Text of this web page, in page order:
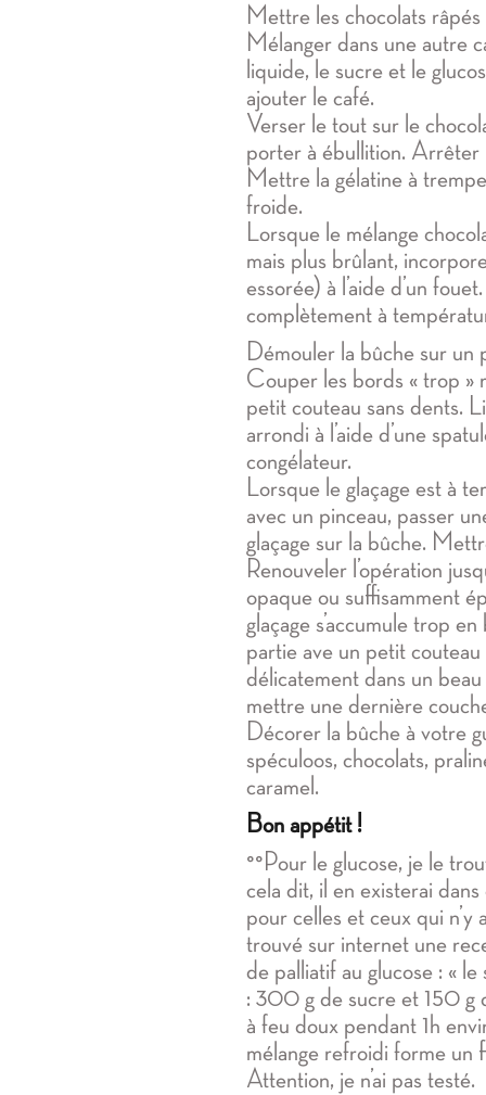
Mettre les chocolats râpés
Mélanger dans une autre
liquide, le sucre et le
ajouter le café.
Verser le tout sur le
porter à ébullition. Arrêter
Mettre la gélatine à
froide.
Lorsque le mélange
mais plus brûlant,
essorée) à l’aide d’un
complètement à
Démouler la bûche sur un
Couper les bords « trop »
petit couteau sans dents.
arrondi à l’aide d’une
congélateur.
Lorsque le glaçage est à
avec un pinceau, passer
glaçage sur la bûche.
Renouveler l’opération
opaque ou suffisamment
glaçage s’accumule trop
partie ave un petit
délicatement dans un
mettre une dernière
Décorer la bûche à votre
spéculoos, chocolats,
caramel.
Bon appétit !
°°Pour le glucose, je le
cela dit, il en existerai
pour celles et ceux qui n’y
trouvé sur internet une
de palliatif au glucose : «
: 300 g de sucre et 150 g
à feu doux pendant 1h
mélange refroidi forme un
Attention, je n’ai pas testé.